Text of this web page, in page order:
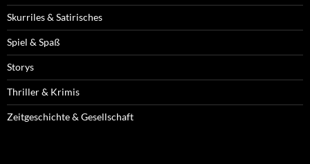
Skurriles & Satirisches
Spiel & Spaß
Storys
Thriller & Krimis
Zeitgeschichte & Gesellschaft